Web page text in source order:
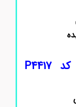
خرید سالین بافر فسفات کد P4417